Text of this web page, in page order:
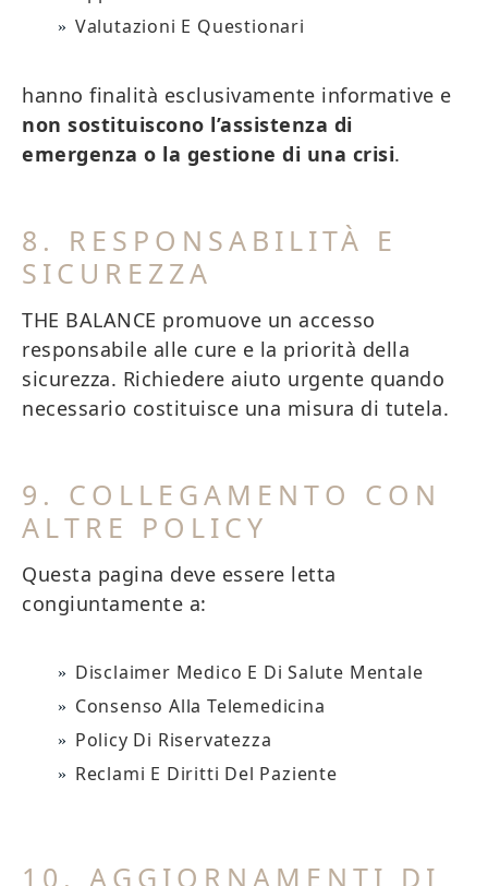
Valutazioni E Questionari
hanno finalità esclusivamente informative e
non sostituiscono l’assistenza di
emergenza o la gestione di una crisi.
8. RESPONSABILITÀ E
SICUREZZA
THE BALANCE promuove un accesso
responsabile alle cure e la priorità della
sicurezza. Richiedere aiuto urgente quando
necessario costituisce una misura di tutela.
9. COLLEGAMENTO CON
ALTRE POLICY
Questa pagina deve essere letta
congiuntamente a:
Disclaimer Medico E Di Salute Mentale
Consenso Alla Telemedicina
Policy Di Riservatezza
Reclami E Diritti Del Paziente
10. AGGIORNAMENTI DI